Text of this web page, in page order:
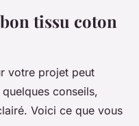
tissu coton
votre projet peut
conseils,
Voici ce que vous